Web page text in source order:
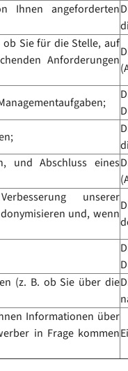
Ihnen angeforderten
Sie für die Stelle, auf
Anforderungen
und Abschluss eines
unserer
und, wenn
(z. B. ob Sie über die
Informationen über
in Frage kommen